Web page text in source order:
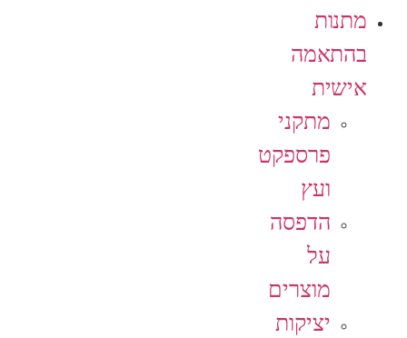
מתנות
בהתאמה
אישית
מתקני
פרספקט
ועץ
הדפסה
על
מוצרים
יציקות